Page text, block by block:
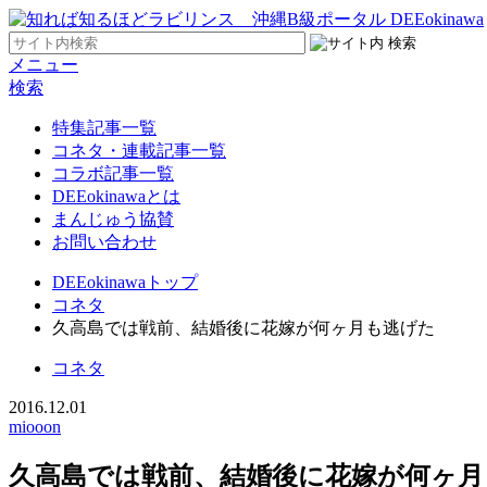
メニュー
検索
特集記事一覧
コネタ・連載記事一覧
コラボ記事一覧
DEEokinawaとは
まんじゅう協賛
お問い合わせ
DEEokinawaトップ
コネタ
久高島では戦前、結婚後に花嫁が何ヶ月も逃げた
コネタ
2016.12.01
miooon
久高島では戦前、結婚後に花嫁が何ヶ